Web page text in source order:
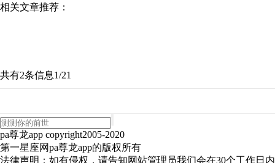
相关文章推荐：
共有2条信息1/21
pa尊龙app copyright2005-2020
第一星座网pa尊龙app的版权所有
法律声明：如有侵权，请告知网站管理员我们会在30个工作日内